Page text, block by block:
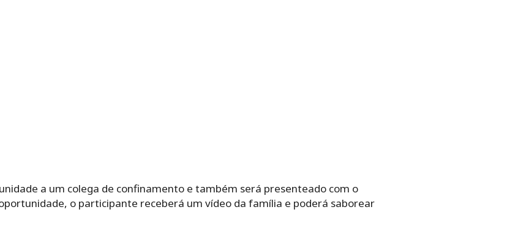
a um colega de confinamento e também será presenteado com o
o participante receberá um vídeo da família e poderá saborear